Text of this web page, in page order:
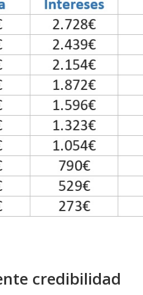
credibilidad